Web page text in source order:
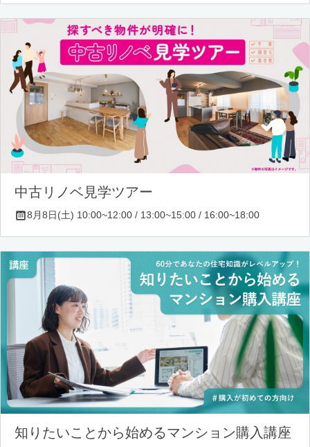
中古リノベ見学ツアー
8月8日(土) 10:00~12:00 / 13:00~15:00 / 16:00~18:00
知りたいことから始めるマンション購入講座